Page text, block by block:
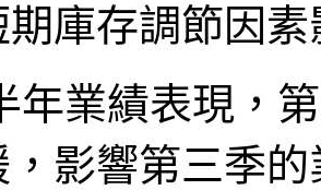
庫存調節因素
年業績表現，
影響第三季的